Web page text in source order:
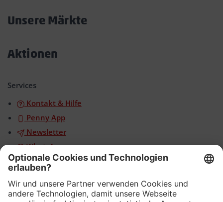
Unsere Märkte
Aktionen
Services
Kontakt & Hilfe
Penny App
Newsletter
WhatsApp
App